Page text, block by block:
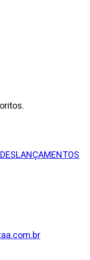
LANÇAMENTOS